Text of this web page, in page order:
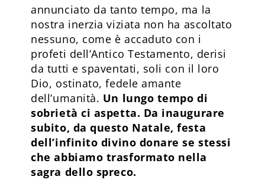
annunciato da tanto tempo, ma la
nostra inerzia viziata non ha ascoltato
nessuno, come è accaduto con i
profeti dell’Antico Testamento, derisi
da tutti e spaventati, soli con il loro
Dio, ostinato, fedele amante
dell’umanità. Un lungo tempo di
sobrietà ci aspetta. Da inaugurare
subito, da questo Natale, festa
dell’infinito divino donare se stessi
che abbiamo trasformato nella
sagra dello spreco.